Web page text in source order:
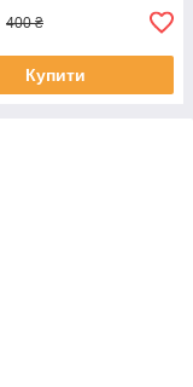
400 ₴
Купити